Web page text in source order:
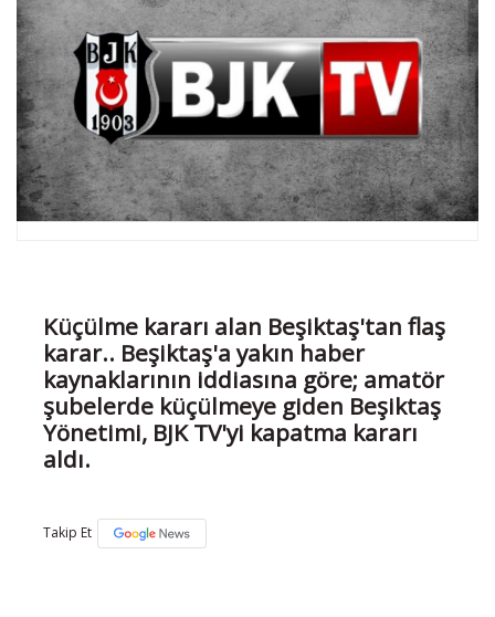
Küçülme kararı alan Beşiktaş'tan flaş
karar.. Beşiktaş'a yakın haber
kaynaklarının iddiasına göre; amatör
şubelerde küçülmeye giden Beşiktaş
Yönetimi, BJK TV'yi kapatma kararı
aldı.
Takip Et